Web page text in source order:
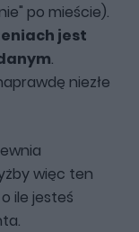
po mieście).
jest
.
niezłe
więc ten
ile jesteś